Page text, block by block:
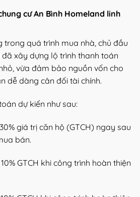
cư An Bình Homeland linh
quá trình mua nhà, chủ đầu
xây dựng lộ trình thanh toán
vừa đảm bảo nguồn vốn cho
dễ dàng cân đối tài chính.
dự kiến như sau:
giá trị căn hộ (GTCH) ngay sau
bán.
GTCH khi công trình hoàn thiện